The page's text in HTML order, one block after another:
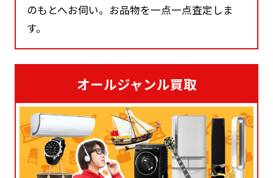
のもとへお伺い。お品物を一点一点査定しま
す。
オールジャンル買取